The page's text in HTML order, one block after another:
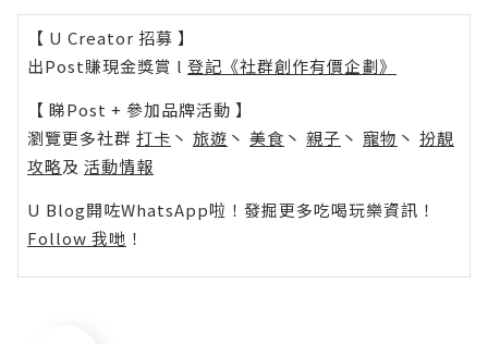
【 U Creator 招募 】
出Post賺現金獎賞 l 登記《社群創作有價企劃》
【 睇Post + 參加品牌活動 】
瀏覽更多社群 打卡 丶 旅遊 丶 美食 丶 親子 丶 寵物 丶 扮靚
攻略及 活動情報
U Blog開咗WhatsApp啦！發掘更多吃喝玩樂資訊！
Follow 我哋 ！